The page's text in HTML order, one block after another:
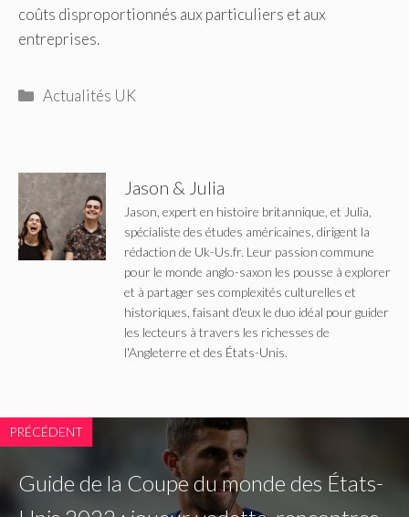
coûts disproportionnés aux particuliers et aux
entreprises.
Catégories
Actualités UK
Jason & Julia
Jason, expert en histoire britannique, et Julia,
spécialiste des études américaines, dirigent la
rédaction de Uk-Us.fr. Leur passion commune
pour le monde anglo-saxon les pousse à explorer
et à partager ses complexités culturelles et
historiques, faisant d'eux le duo idéal pour guider
les lecteurs à travers les richesses de
l'Angleterre et des États-Unis.
PRÉCÉDENT
Guide de la Coupe du monde des États-